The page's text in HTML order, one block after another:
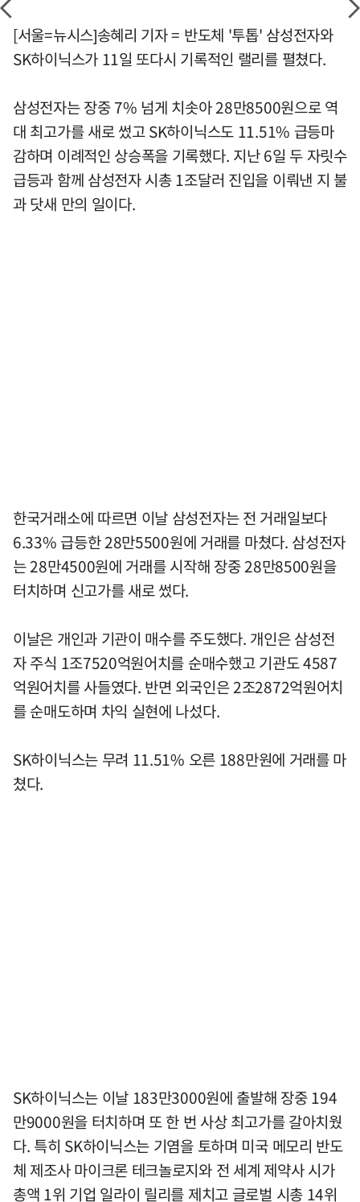
[서울=뉴시스]송혜리 기자 = 반도체 '투톱' 삼성전자와
SK하이닉스가 11일 또다시 기록적인 랠리를 펼쳤다.
삼성전자는 장중 7% 넘게 치솟아 28만8500원으로 역
대 최고가를 새로 썼고 SK하이닉스도 11.51% 급등마
감하며 이례적인 상승폭을 기록했다. 지난 6일 두 자릿수
급등과 함께 삼성전자 시총 1조달러 진입을 이뤄낸 지 불
과 닷새 만의 일이다.
한국거래소에 따르면 이날 삼성전자는 전 거래일보다
6.33% 급등한 28만5500원에 거래를 마쳤다. 삼성전자
는 28만4500원에 거래를 시작해 장중 28만8500원을
터치하며 신고가를 새로 썼다.
이날은 개인과 기관이 매수를 주도했다. 개인은 삼성전
자 주식 1조7520억원어치를 순매수했고 기관도 4587
억원어치를 사들였다. 반면 외국인은 2조2872억원어치
를 순매도하며 차익 실현에 나섰다.
SK하이닉스는 무려 11.51% 오른 188만원에 거래를 마
쳤다.
SK하이닉스는 이날 183만3000원에 출발해 장중 194
만9000원을 터치하며 또 한 번 사상 최고가를 갈아치웠
다. 특히 SK하이닉스는 기염을 토하며 미국 메모리 반도
체 제조사 마이크론 테크놀로지와 전 세계 제약사 시가
총액 1위 기업 일라이 릴리를 제치고 글로벌 시총 14위